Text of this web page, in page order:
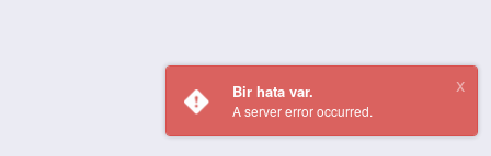
Bir hata var.
A server error occurred.